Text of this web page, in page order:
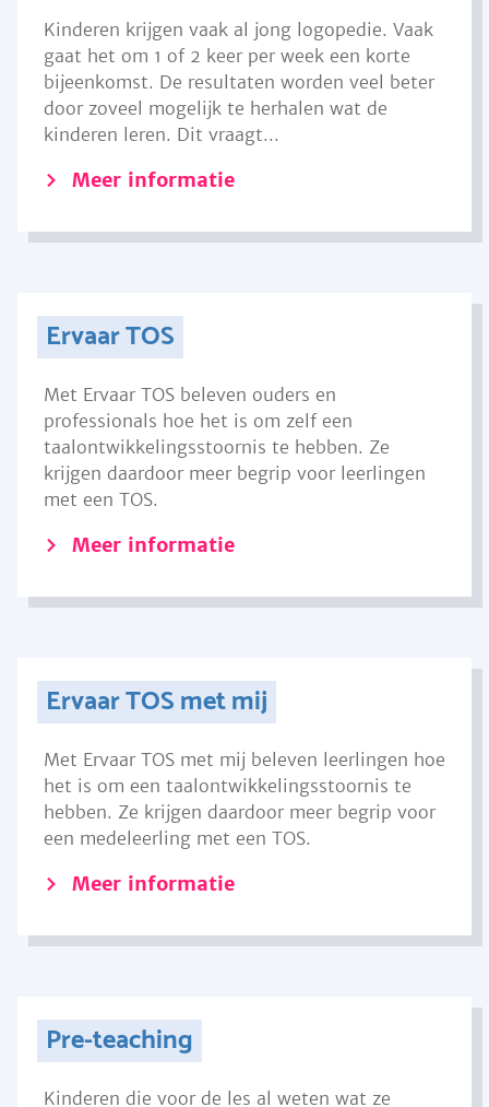
Kinderen krijgen vaak al jong logopedie. Vaak
gaat het om 1 of 2 keer per week een korte
bijeenkomst. De resultaten worden veel beter
door zoveel mogelijk te herhalen wat de
kinderen leren. Dit vraagt...
Meer informatie
Ervaar TOS
Met Ervaar TOS beleven ouders en
professionals hoe het is om zelf een
taalontwikkelingsstoornis te hebben. Ze
krijgen daardoor meer begrip voor leerlingen
met een TOS.
Meer informatie
Ervaar TOS met mij
Met Ervaar TOS met mij beleven leerlingen hoe
het is om een taalontwikkelingsstoornis te
hebben. Ze krijgen daardoor meer begrip voor
een medeleerling met een TOS.
Meer informatie
Pre-teaching
Kinderen die voor de les al weten wat ze